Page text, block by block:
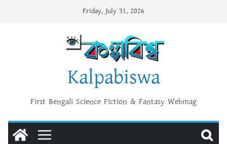
Friday, July 31, 2026
Kalpabiswa
First Bengali Science Fiction & Fantasy Webmag